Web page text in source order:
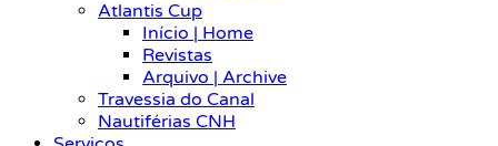
Atlantis Cup
Início | Home
Revistas
Arquivo | Archive
Travessia do Canal
Nautiférias CNH